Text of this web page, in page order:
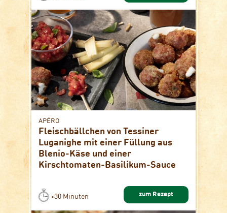
APÉRO
Fleischbällchen von Tessiner
Luganighe mit einer Füllung aus
Blenio-Käse und einer
Kirschtomaten-Basilikum-Sauce
>30 Minuten zum Rezept